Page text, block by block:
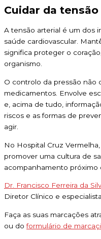
Cuidar da
A tensão arterial é um dos
saúde cardiovascular.
significa proteger o
organismo.
O controlo da pressão não
medicamentos. Envolve
e, acima de tudo,
riscos e as formas de
agir.
No Hospital Cruz
promover uma cultura de
acompanhamento próximo
Dr. Francisco Ferreira da
Diretor Clínico e
Faça as suas marcações
ou doformulário de